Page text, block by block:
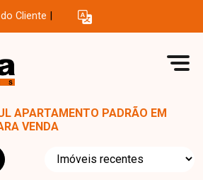
Cliente
APARTAMENTO PADRÃO EM
VENDA